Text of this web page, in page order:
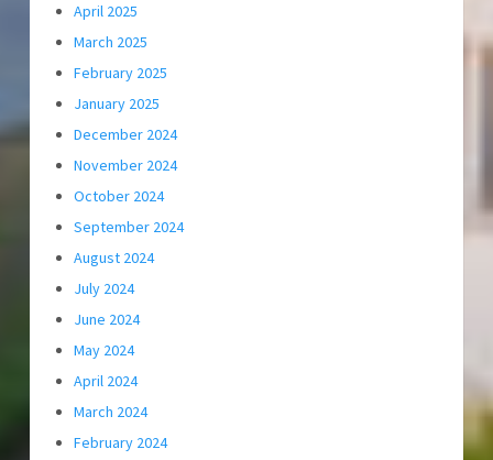
April 2025
March 2025
February 2025
January 2025
December 2024
November 2024
October 2024
September 2024
August 2024
July 2024
June 2024
May 2024
April 2024
March 2024
February 2024